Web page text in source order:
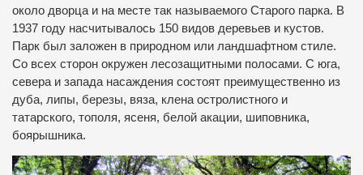
около дворца и на месте так называемого Старого парка. В
1937 году насчитывалось 150 видов деревьев и кустов.
Парк был заложен в природном или ландшафтном стиле.
Со всех сторон окружен лесозащитными полосами. С юга,
севера и запада насаждения состоят преимущественно из
дуба, липы, березы, вяза, клена остролистного и
татарского, тополя, ясеня, белой акации, шиповника,
боярышника.